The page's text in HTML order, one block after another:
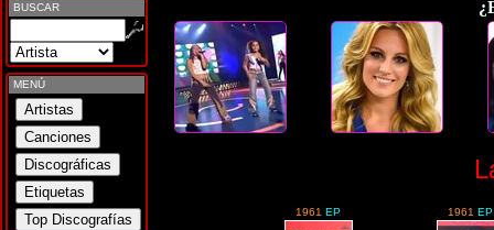
BUSCAR
MENÚ
1961 EP 1961 EP